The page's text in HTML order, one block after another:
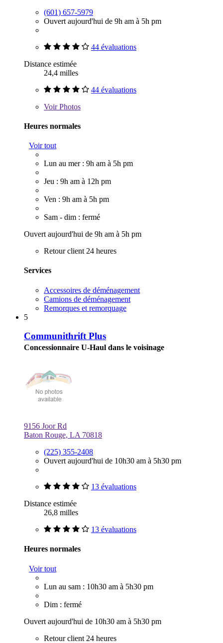
(601) 657-5979
Ouvert aujourd'hui de 9h am à 5h pm
44 évaluations
Distance estimée
24,4 milles
44 évaluations
VoirPhotos
Heures normales
Voir tout
Lun au mer : 9h am à 5h pm
Jeu : 9h am à 12h pm
Ven : 9h am à 5h pm
Sam - dim : fermé
Ouvert aujourd'hui de 9h am à 5h pm
Retour client 24 heures
Services
Accessoires de déménagement
Camions de déménagement
Remorques et remorquage
5
Communithrift Plus
Concessionnaire U-Haul dans le voisinage
9156 Joor Rd
Baton Rouge, LA 70818
(225) 355-2408
Ouvert aujourd'hui de 10h30 am à 5h30 pm
13 évaluations
Distance estimée
26,8 milles
13 évaluations
Heures normales
Voir tout
Lun au sam : 10h30 am à 5h30 pm
Dim : fermé
Ouvert aujourd'hui de 10h30 am à 5h30 pm
Retour client 24 heures